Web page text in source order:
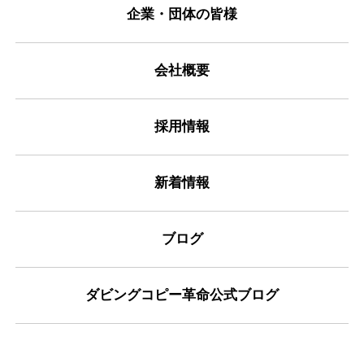
企業・団体の皆様
会社概要
採用情報
新着情報
ブログ
ダビングコピー革命公式ブログ